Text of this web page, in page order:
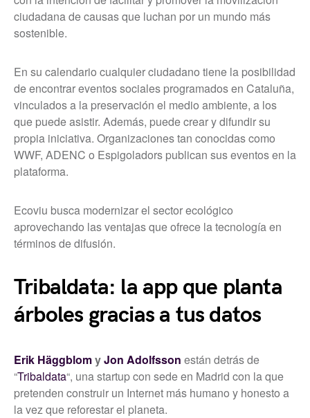
ciudadana de causas que luchan por un mundo más
sostenible.
En su calendario cualquier ciudadano tiene la posibilidad
de encontrar eventos sociales programados en Cataluña,
vinculados a la preservación el medio ambiente, a los
que puede asistir. Además, puede crear y difundir su
propia iniciativa. Organizaciones tan conocidas como
WWF, ADENC o Espigoladors publican sus eventos en la
plataforma.
Ecoviu busca modernizar el sector ecológico
aprovechando las ventajas que ofrece la tecnología en
términos de difusión.
Tribaldata: la app que planta
árboles gracias a tus datos
Erik HäggblomyJon Adolfsson están detrás de
“Tribaldata“, una startup con sede en Madrid con la que
pretenden construir un Internet más humano y honesto a
la vez que reforestar el planeta.